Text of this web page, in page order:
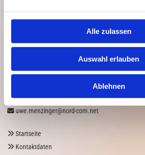
Alle zulassen
Auswahl erlauben
Ablehnen
Dr. med. Uwe Menzinger / Dr. med. Peter Heinsohn
(auch Rezept-Hotline)
0421 69667020
Notfallhandy (werktags in der Mittagszeit)
 0151 53785470
 uwe.menzinger@nord-com.net
 Startseite
 Kontaktdaten